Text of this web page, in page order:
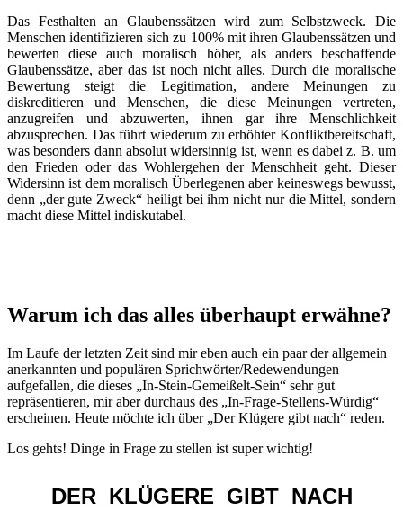
Das Festhalten an Glaubenssätzen wird zum Selbstzweck. Die
Menschen identifizieren sich zu 100% mit ihren Glaubenssätzen und
bewerten diese auch moralisch höher, als anders beschaffende
Glaubenssätze, aber das ist noch nicht alles. Durch die moralische
Bewertung steigt die Legitimation, andere Meinungen zu
diskreditieren und Menschen, die diese Meinungen vertreten,
anzugreifen und abzuwerten, ihnen gar ihre Menschlichkeit
abzusprechen. Das führt wiederum zu erhöhter Konfliktbereitschaft,
was besonders dann absolut widersinnig ist, wenn es dabei z. B. um
den Frieden oder das Wohlergehen der Menschheit geht. Dieser
Widersinn ist dem moralisch Überlegenen aber keineswegs bewusst,
denn „der gute Zweck“ heiligt bei ihm nicht nur die Mittel, sondern
macht diese Mittel indiskutabel.
Warum ich das alles überhaupt erwähne?
Im Laufe der letzten Zeit sind mir eben auch ein paar der allgemein
anerkannten und populären Sprichwörter/Redewendungen
aufgefallen, die dieses „In-Stein-Gemeißelt-Sein“ sehr gut
repräsentieren, mir aber durchaus des „In-Frage-Stellens-Würdig“
erscheinen. Heute möchte ich über „Der Klügere gibt nach“ reden.
Los gehts! Dinge in Frage zu stellen ist super wichtig!
DER KLÜGERE GIBT NACH